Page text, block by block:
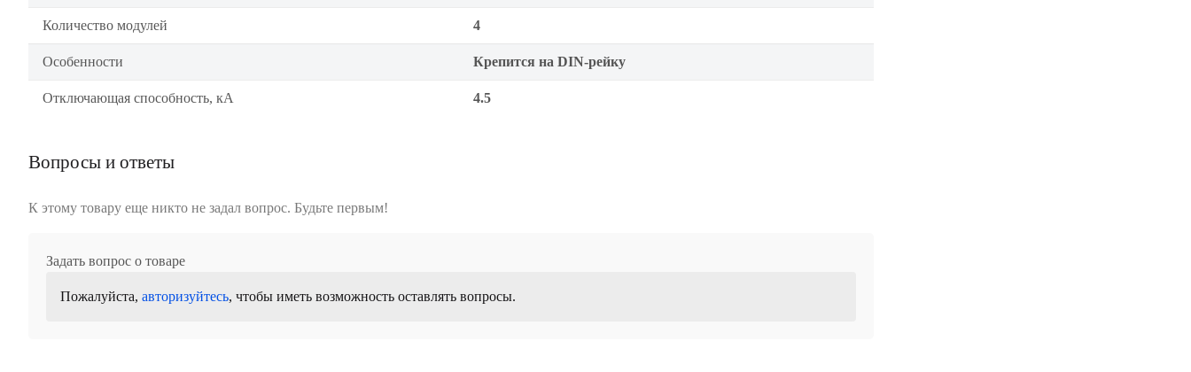
Количество модулей 4
Особенности Крепится на DIN-рейку
Отключающая способность, кА 4.5
Вопросы и ответы
К этому товару еще никто не задал вопрос. Будьте первым!
Задать вопрос о товаре
Пожалуйста, авторизуйтесь, чтобы иметь возможность оставлять вопросы.